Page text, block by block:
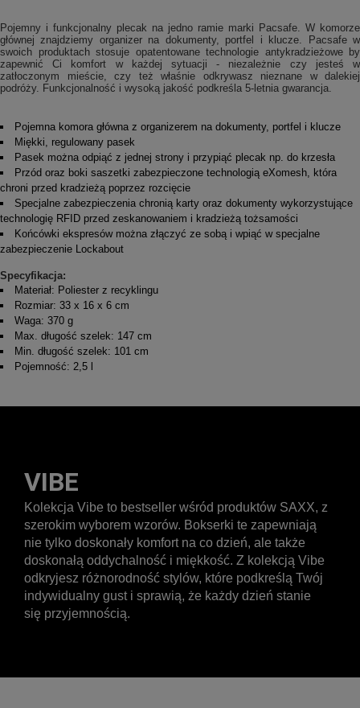
Pojemny i funkcjonalny plecak na jedno ramie marki Pacsafe. W komorze
głównej znajdziemy organizer na dokumenty, portfel i klucze. Pacsafe w
swoich produktach stosuje opatentowane technologie antykradzieżowe by
zapewnić Ci komfort w każdej sytuacji - niezależnie czy jesteś w
zatłoczonym mieście, czy też właśnie odkrywasz nieznane w dalekiej
podróży. Funkcjonalność i wysoką jakość podkreśla 5-letnia gwarancja.
Pojemna komora główna z organizerem na dokumenty, portfel i klucze
Miękki, regulowany pasek
Pasek można odpiąć z jednej strony i przypiąć plecak np. do krzesła
Przód oraz boki saszetki zabezpieczone technologią eXomesh, która
chroni przed kradzieżą poprzez rozcięcie
Specjalne zabezpieczenia chronią karty oraz dokumenty wykorzystujące
technologię RFID przed zeskanowaniem i kradzieżą tożsamości
Końcówki ekspresów można złączyć ze sobą i wpiąć w specjalne
zabezpieczenie Lockabout
Specyfikacja:
Materiał: Poliester z recyklingu
Rozmiar: 33 x 16 x 6 cm
Waga: 370 g
Max. długość szelek: 147 cm
Min. długość szelek: 101 cm
Pojemność: 2,5 l
VIBE
Kolekcja Vibe to bestseller wśród produktów SAXX, z
szerokim wyborem wzorów. Bokserki te zapewniają
nie tylko doskonały komfort na co dzień, ale także
doskonałą oddychalność i miękkość. Z kolekcją Vibe
odkryjesz różnorodność stylów, które podkreślą Twój
indywidualny gust i sprawią, że każdy dzień stanie
się przyjemnością.